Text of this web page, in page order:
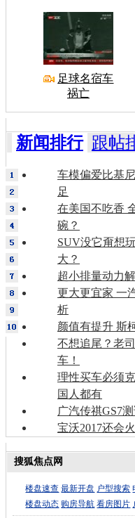
足球名宿车
祸亡
新闻排行 跟帖
车模偏爱比基
足
在美国不吃香
碗？
SUV没它甭想
大？
超小排量动力
更大更宜家 一
析
颜值有提升 斯
不想追尾？老
车！
理性买车必须
国人都有
广汽传祺GS7
宝沃2017还会
搜狐焦点网
楼盘速查 最新开盘 户型搜索
楼盘动态 购房导航 看房图片